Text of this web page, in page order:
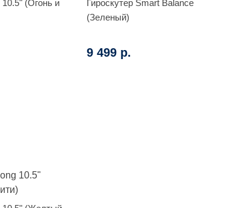
10.5" (Огонь и
Гироскутер Smart Balance
(Зеленый)
9 499 р.